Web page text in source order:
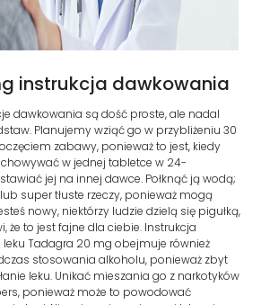
instrukcja dawkowania
dawkowania są dość proste, ale nadal
Planujemy wziąć go w przybliżeniu 30
zabawy, ponieważ to jest, kiedy
w jednej tabletce w 24-
jej na innej dawce. Połknąć ją wodą;
super tłuste rzeczy, ponieważ mogą
nowy, niektórzy ludzie dzielą się pigułką,
że to jest fajne dla ciebie. Instrukcja
Tadagra 20 mg obejmuje również
stosowania alkoholu, ponieważ zbyt
leku. Unikać mieszania go z narkotyków
ponieważ może to powodować